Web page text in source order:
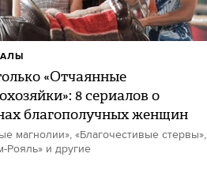
«Отчаянные
8 сериалов о
благополучных женщин
магнолии», «Благочестивые стервы»,
Рояль» и другие